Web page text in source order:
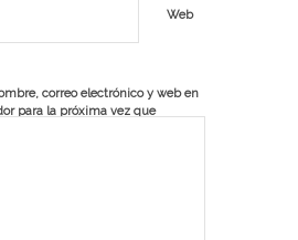
Web
correo electrónico y web en
para la próxima vez que